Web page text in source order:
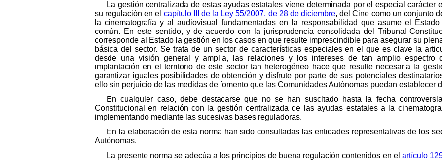
La gestión centralizada de estas ayudas estatales viene determinada por el especial carácter
su regulación en el capítulo III de la Ley 55/2007, de 28 de diciembre, del Cine como un conjunto
la cinematografía y al audiovisual fundamentadas en la responsabilidad que asume el
común. En este sentido, y de acuerdo con la jurisprudencia consolidada del Tribunal
corresponde al Estado la gestión en los casos en que resulte imprescindible para asegurar su
básica del sector. Se trata de un sector de características especiales en el que es clave la
desde una visión general y amplia, las relaciones y los intereses de tan amplio espectro
implantación en el territorio de este sector tan heterogéneo hace que resulte necesaria la
garantizar iguales posibilidades de obtención y disfrute por parte de sus potenciales
ello sin perjuicio de las medidas de fomento que las Comunidades Autónomas puedan establecer
En cualquier caso, debe destacarse que no se han suscitado hasta la fecha
Constitucional en relación con la gestión centralizada de las ayudas estatales a la
implementando mediante las sucesivas bases reguladoras.
En la elaboración de esta norma han sido consultadas las entidades representativas de los
Autónomas.
La presente norma se adecúa a los principios de buena regulación contenidos en el artículo